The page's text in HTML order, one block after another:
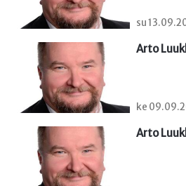
su
Arto
ke
Arto